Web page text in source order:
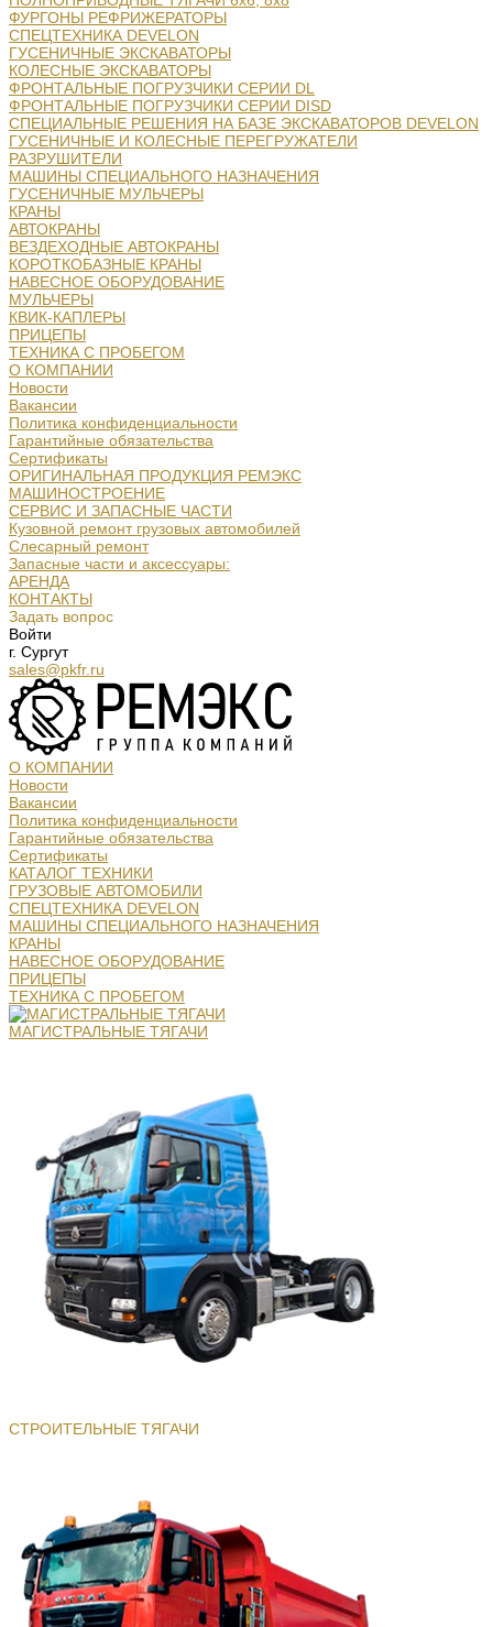
ФУРГОНЫ РЕФРИЖЕРАТОРЫ
СПЕЦТЕХНИКА DEVELON
ГУСЕНИЧНЫЕ ЭКСКАВАТОРЫ
КОЛЕСНЫЕ ЭКСКАВАТОРЫ
ФРОНТАЛЬНЫЕ ПОГРУЗЧИКИ СЕРИИ DL
ФРОНТАЛЬНЫЕ ПОГРУЗЧИКИ СЕРИИ DISD
СПЕЦИАЛЬНЫЕ РЕШЕНИЯ НА БАЗЕ ЭКСКАВАТОРОВ DEVELON
ГУСЕНИЧНЫЕ И КОЛЕСНЫЕ ПЕРЕГРУЖАТЕЛИ
РАЗРУШИТЕЛИ
МАШИНЫ СПЕЦИАЛЬНОГО НАЗНАЧЕНИЯ
ГУСЕНИЧНЫЕ МУЛЬЧЕРЫ
КРАНЫ
АВТОКРАНЫ
ВЕЗДЕХОДНЫЕ АВТОКРАНЫ
КОРОТКОБАЗНЫЕ КРАНЫ
НАВЕСНОЕ ОБОРУДОВАНИЕ
МУЛЬЧЕРЫ
КВИК-КАПЛЕРЫ
ПРИЦЕПЫ
ТЕХНИКА С ПРОБЕГОМ
О КОМПАНИИ
Новости
Вакансии
Политика конфиденциальности
Гарантийные обязательства
Сертификаты
ОРИГИНАЛЬНАЯ ПРОДУКЦИЯ РЕМЭКС
МАШИНОСТРОЕНИЕ
СЕРВИС И ЗАПАСНЫЕ ЧАСТИ
Кузовной ремонт грузовых автомобилей
Слесарный ремонт
Запасные части и аксессуары:
АРЕНДА
КОНТАКТЫ
Задать вопрос
Войти
г. Сургут
sales@pkfr.ru
О КОМПАНИИ
Новости
Вакансии
Политика конфиденциальности
Гарантийные обязательства
Сертификаты
КАТАЛОГ ТЕХНИКИ
ГРУЗОВЫЕ АВТОМОБИЛИ
СПЕЦТЕХНИКА DEVELON
МАШИНЫ СПЕЦИАЛЬНОГО НАЗНАЧЕНИЯ
КРАНЫ
НАВЕСНОЕ ОБОРУДОВАНИЕ
ПРИЦЕПЫ
ТЕХНИКА С ПРОБЕГОМ
МАГИСТРАЛЬНЫЕ ТЯГАЧИ
СТРОИТЕЛЬНЫЕ ТЯГАЧИ